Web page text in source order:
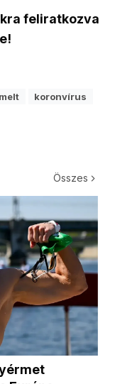
feliratkozva
koronvírus
Összes